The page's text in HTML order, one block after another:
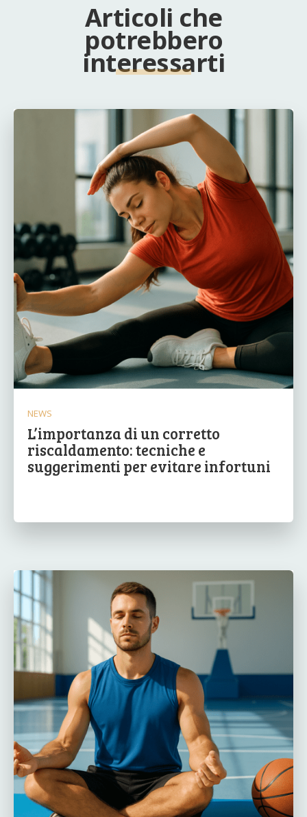
Articoli che
potrebbero
interessarti
NEWS
L’importanza di un corretto
riscaldamento: tecniche e
suggerimenti per evitare infortuni